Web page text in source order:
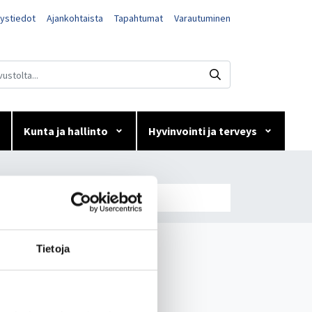
Tietoja
Ajankohtaista Tapahtumat Varautuminen
Kunta ja hallinto Hyvinvointi ja terveys
Paltamon kunta